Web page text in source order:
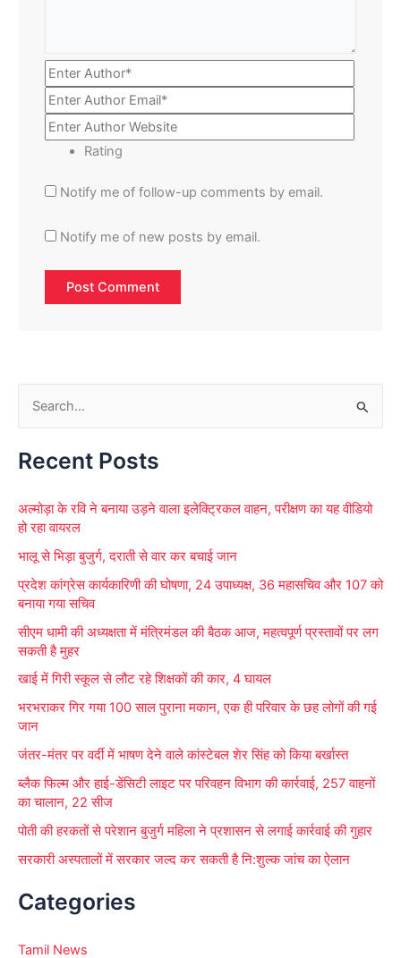
Rating
Notify me of follow-up comments by email.
Notify me of new posts by email.
a
c
o
:
Recent Posts
अल्मोड़ा के रवि ने बनाया उड़ने वाला इलेक्ट्रिकल वाहन, परीक्षण का यह वीडियो
हो रहा वायरल
भालू से भिड़ा बुजुर्ग, दराती से वार कर बचाई जान
प्रदेश कांग्रेस कार्यकारिणी की घोषणा, 24 उपाध्यक्ष, 36 महासचिव और 107 को
बनाया गया सचिव
सीएम धामी की अध्यक्षता में मंत्रिमंडल की बैठक आज, महत्वपूर्ण प्रस्तावों पर लग
सकती है मुहर
खाई में गिरी स्कूल से लौट रहे शिक्षकों की कार, 4 घायल
भरभराकर गिर गया 100 साल पुराना मकान, एक ही परिवार के छह लोगों की गई
जान
जंतर-मंतर पर वर्दी में भाषण देने वाले कांस्टेबल शेर सिंह को किया बर्खास्त
ब्लैक फिल्म और हाई-डेंसिटी लाइट पर परिवहन विभाग की कार्रवाई, 257 वाहनों
का चालान, 22 सीज
पोती की हरकतों से परेशान बुजुर्ग महिला ने प्रशासन से लगाई कार्रवाई की गुहार
सरकारी अस्पतालों में सरकार जल्द कर सकती है नि:शुल्क जांच का ऐलान
Categories
Tamil News